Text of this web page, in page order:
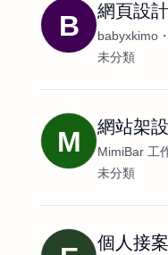
B 網頁設計
babyxkimo
未分類
M 網站架
MimiBar 工
未分類
個人接案